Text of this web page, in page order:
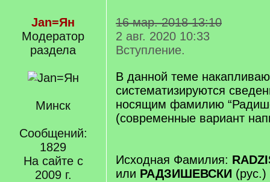
Jan=Ян
Модератор
раздела
Минск
Сообщений:
1829
На сайте с
2009 г.
16 мар. 2018 13:10
2 авг. 2020 10:33
Вступление.
В данной теме
систематизируются
носящим фамилию
(современные вариант
Исходная Фамилия:
или РАДЗИШЕВСКИ (рус.)